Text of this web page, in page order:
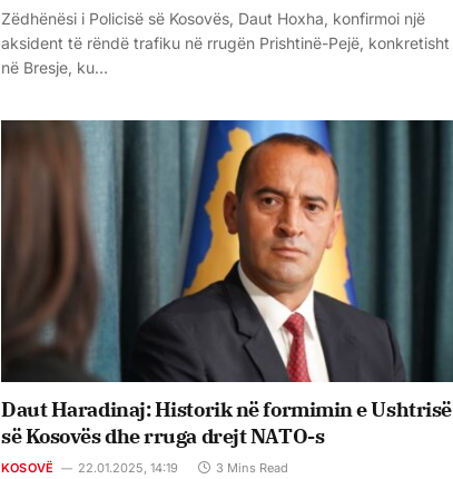
Zëdhënësi i Policisë së Kosovës, Daut Hoxha, konfirmoi një
aksident të rëndë trafiku në rrugën Prishtinë-Pejë, konkretisht
në Bresje, ku…
Daut Haradinaj: Historik në formimin e Ushtrisë
së Kosovës dhe rruga drejt NATO-s
KOSOVË 22.01.2025, 14:19 3 Mins Read